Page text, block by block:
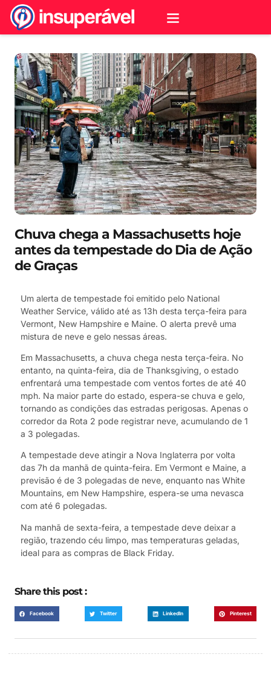
Chuva chega a Massachusetts hoje
antes da tempestade do Dia de Ação
de Graças
Um alerta de tempestade foi emitido pelo National
Weather Service, válido até as 13h desta terça-feira para
Vermont, New Hampshire e Maine. O alerta prevê uma
mistura de neve e gelo nessas áreas.
Em Massachusetts, a chuva chega nesta terça-feira. No
entanto, na quinta-feira, dia de Thanksgiving, o estado
enfrentará uma tempestade com ventos fortes de até 40
mph. Na maior parte do estado, espera-se chuva e gelo,
tornando as condições das estradas perigosas. Apenas o
corredor da Rota 2 pode registrar neve, acumulando de 1
a 3 polegadas.
A tempestade deve atingir a Nova Inglaterra por volta
das 7h da manhã de quinta-feira. Em Vermont e Maine, a
previsão é de 3 polegadas de neve, enquanto nas White
Mountains, em New Hampshire, espera-se uma nevasca
com até 6 polegadas.
Na manhã de sexta-feira, a tempestade deve deixar a
região, trazendo céu limpo, mas temperaturas geladas,
ideal para as compras de Black Friday.
Share this post :
Facebook Twitter LinkedIn Pinterest